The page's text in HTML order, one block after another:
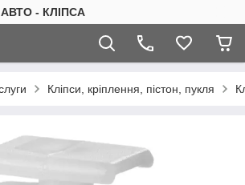
АВТО - КЛІПСА
Кліпси, кріплення, пістон, пукля